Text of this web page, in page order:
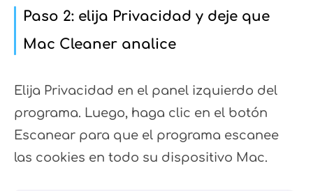
Paso 2: elija Privacidad y deje que
Mac Cleaner analice
Elija Privacidad en el panel izquierdo del
programa. Luego, haga clic en el botón
Escanear para que el programa escanee
las cookies en todo su dispositivo Mac.